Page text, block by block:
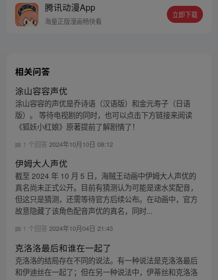
棘的女皇之路上，一个叫克洛洛的孩子来到
她的身边，而他的灵魂似乎也不简单
腾讯动漫App
海量正版漫画畅快看
立即下载
相关问答
涂山容容声优
涂山容容的声优是乔诗语（汉语版）和金元寿子（日语
版）。 等待电视剧的同时，也可以点击下方链接来阅读
《狐妖小红娘》原著提前了解剧情了！
1 个回答 2024年10月10日 08:12
伊姆大人声优
截至 2024 年 10 月 5 日，海贼王动画中伊姆大人声优的
真名尚未正式公开。目前有猜测认为可能是速水奖配音，
但这只是猜测，还需等待官方后续公布。在动画中，官方
故意隐藏了该角色配音声优的真名，同时...
1 个回答 2024年10月04日 21:43
克洛洛最后和谁在一起了
克洛洛的结局存在不同的说法。有一种说法是克洛洛最后
和伊迪丝在一起了；但在另一种说法中，伊蒂丝和克洛洛